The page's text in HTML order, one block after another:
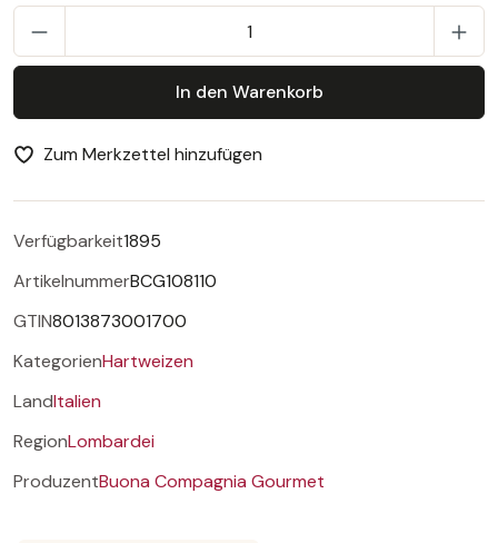
In den Warenkorb
Zum Merkzettel hinzufügen
Verfügbarkeit1895
ArtikelnummerBCG108110
GTIN8013873001700
KategorienHartweizen
LandItalien
RegionLombardei
ProduzentBuona Compagnia Gourmet